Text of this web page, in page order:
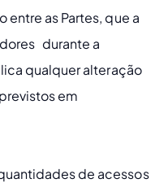
as Partes, que a
durante a
qualquer alteração
em
de acessos